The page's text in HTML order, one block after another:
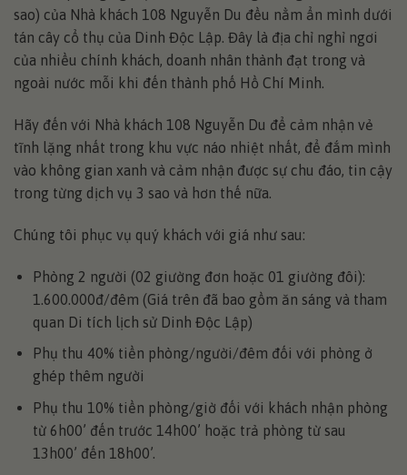
sao) của Nhà khách 108 Nguyễn Du đều nằm ẩn mình dưới
tán cây cổ thụ của Dinh Độc Lập. Đây là địa chỉ nghỉ ngơi
của nhiều chính khách, doanh nhân thành đạt trong và
ngoài nước mỗi khi đến thành phố Hồ Chí Minh.
Hãy đến với Nhà khách 108 Nguyễn Du để cảm nhận vẻ
tĩnh lặng nhất trong khu vực náo nhiệt nhất, để đắm mình
vào không gian xanh và cảm nhận được sự chu đáo, tin cậy
trong từng dịch vụ 3 sao và hơn thế nữa.
Chúng tôi phục vụ quý khách với giá như sau:
Phòng 2 người (02 giường đơn hoặc 01 giường đôi):
1.600.000đ/đêm (Giá trên đã bao gồm ăn sáng và tham
quan Di tích lịch sử Dinh Độc Lập)
Phụ thu 40% tiền phòng/người/đêm đối với phòng ở
ghép thêm người
Phụ thu 10% tiền phòng/giờ đối với khách nhận phòng
từ 6h00’ đến trước 14h00’ hoặc trả phòng từ sau
13h00’ đến 18h00’.